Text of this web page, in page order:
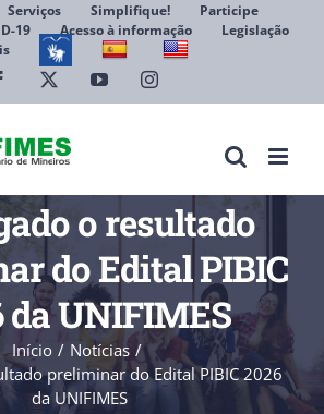
Serviços Simplifique!
Participe
19
Acesso à informação
Legislação
Facebook YouTubeInstagram
o resultado
do Edital PIBIC
da UNIFIMES
Início
Notícias
preliminar do Edital PIBIC 2026
da UNIFIMES